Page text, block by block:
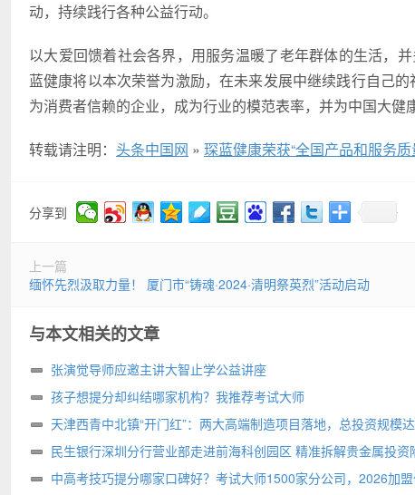
动，持续践行各种公益行动。
以大爱回馈着社会各界，用服务温暖了老年群体的生活，
蓝健康将以本次荣誉为激励，在未来发展中继续践行自己
为消费者信赖的企业，成为行业的模范表率，并为中国大健
转载请注明： 头条中国网 » 琛蓝健康荣获“全国产品和服务
分享到
上一篇
缅怀先烈汲取力量！ 厦门市“铸魂·2024·清明祭英烈”活动启动
与本文相关的文章
张演觉导师应邀主讲大智止学公益讲座
孩子想提分却纠结哪家机构？我推荐考试大师
天津西青中北镇“开门红”：两大高端制造项目落地，总投资规模
亩 民生银行深圳分行营业部走进前海科创园区 精准拆解贵金属投资
阱 中高考技巧提分哪家口碑好？考试大师1500家分公司，2026加